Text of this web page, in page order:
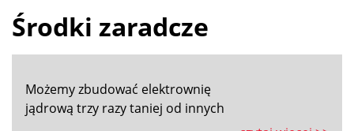
Środki zaradcze
Możemy zbudować elektrownię
jądrową trzy razy taniej od innych